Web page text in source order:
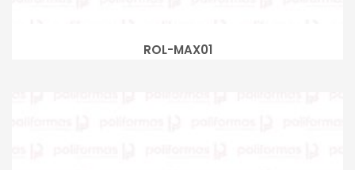
ROL-MAX01